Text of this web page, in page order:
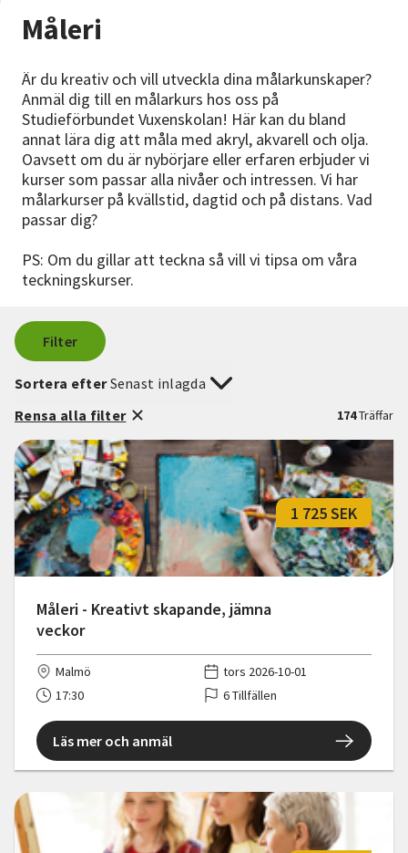
Nyheter
Lyssna
Måleri
Är du kreativ och vill utveckla dina målarkunskaper?
Anmäl dig till en målarkurs hos oss på
Studieförbundet Vuxenskolan! Här kan du bland
annat lära dig att måla med akryl, akvarell och olja.
Oavsett om du är nybörjare eller erfaren erbjuder vi
kurser som passar alla nivåer och intressen. Vi har
målarkurser på kvällstid, dagtid och på distans. Vad
passar dig?
PS: Om du gillar att teckna så vill vi tipsa om våra
teckningskurser.
Filter
174Träffar
Sortera efterSenast inlagda
Rensa alla filter
Måleri - Kreativt skapande, jämna
veckor
1 725 SEK
Malmö
tors 2026-10-01
17:30
6 Tillfällen
Läs mer och anmäl